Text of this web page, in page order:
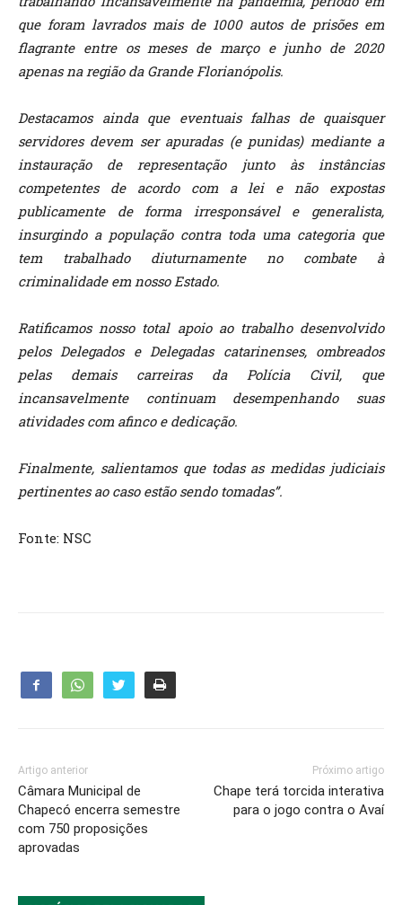
que foram lavrados mais de 1000 autos de prisões em
flagrante entre os meses de março e junho de 2020
apenas na região da Grande Florianópolis.
Destacamos ainda que eventuais falhas de quaisquer
servidores devem ser apuradas (e punidas) mediante a
instauração de representação junto às instâncias
competentes de acordo com a lei e não expostas
publicamente de forma irresponsável e generalista,
insurgindo a população contra toda uma categoria que
tem trabalhado diuturnamente no combate à
criminalidade em nosso Estado.
Ratificamos nosso total apoio ao trabalho desenvolvido
pelos Delegados e Delegadas catarinenses, ombreados
pelas demais carreiras da Polícia Civil, que
incansavelmente continuam desempenhando suas
atividades com afinco e dedicação.
Finalmente, salientamos que todas as medidas judiciais
pertinentes ao caso estão sendo tomadas”.
Fonte: NSC
Artigo anterior
Câmara Municipal de
Chapecó encerra semestre
com 750 proposições
aprovadas
Próximo artigo
Chape terá torcida interativa
para o jogo contra o Avaí